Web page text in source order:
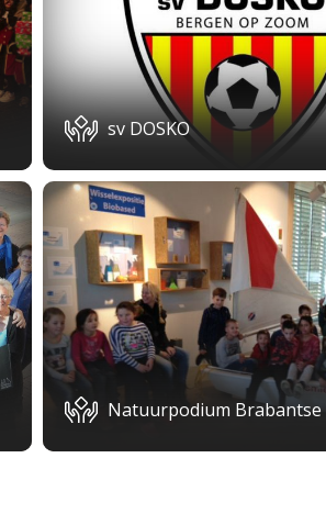
sv DOSKO
Natuurpodium Brabantse